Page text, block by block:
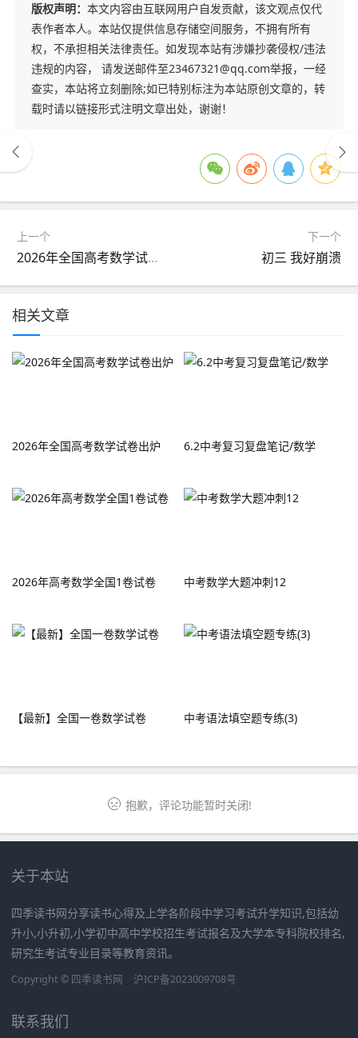
版权声明： 本文内容由互联网用户自发贡献，该文观点仅代
表作者本人。本站仅提供信息存储空间服务，不拥有所有
权，不承担相关法律责任。如发现本站有涉嫌抄袭侵权/违法
违规的内容， 请发送邮件至23467321@qq.com举报，一经
查实，本站将立刻删除;如已特别标注为本站原创文章的，转
载时请以链接形式注明文章出处，谢谢！
上一个
2026年全国高考数学试卷出炉
下一个
初三 我好崩溃
相关文章
2026年全国高考数学试卷出炉 6.2中考复习复盘笔记/数学
2026年高考数学全国1卷试卷 中考数学大题冲刺12
【最新】全国一卷数学试卷 中考语法填空题专练(3)
抱歉，评论功能暂时关闭!
关于本站
四季读书网分享读书心得及上学各阶段中学习考试升学知识,包括幼
升小,小升初,小学初中高中学校招生考试报名及大学本专科院校排名,
研究生考试专业目录等教育资讯。
Copyright © 四季读书网 沪ICP备2023009708号
联系我们